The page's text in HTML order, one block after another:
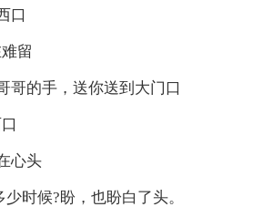
口
留
哥的手，送你送到大门口
心头
时候?盼，也盼白了头。